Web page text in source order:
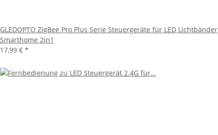
GLEDOPTO ZigBee Pro Plus Serie Steuergeräte für LED Lichtbänder
Smarthome 2in1
17,99 € *